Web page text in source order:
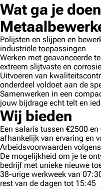
Wat ga je
Polijsten en slijpen en
industriële toepassingen
Werken met geavanceerde
extreem slijtvaste en
Uitvoeren van
onderdeel voldoet aan de
Samenwerken in een
jouw bijdrage echt telt en
Wij bieden
Een salaris tussen €2500
afhankelijk van ervaring en
Arbeidsvoorwaarden
De mogelijkheid om je te
bedrijf met unieke nieuwe
38-urige werkweek van
rest van de dagen tot 15:45